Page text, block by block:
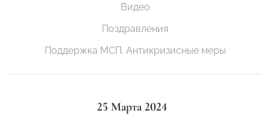
Видео
Поздравления
Поддержка МСП. Антикризисные меры
25 Марта 2024